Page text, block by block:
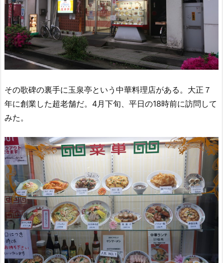
その歌碑の裏手に玉泉亭という中華料理店がある。大正７
年に創業した超老舗だ。4月下旬、平日の18時前に訪問して
みた。